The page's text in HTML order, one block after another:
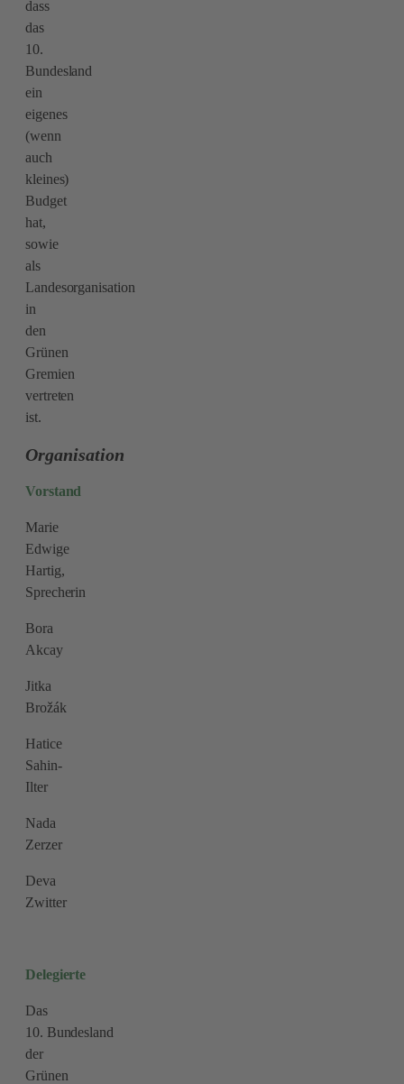
dass
das
10.
Bundesland
ein
eigenes
(wenn
auch
kleines)
Budget
hat,
sowie
als
Landesorganisation
in
den
Grünen
Gremien
vertreten
ist.
Organisation
Vorstand
Marie
Edwige
Hartig,
Sprecherin
Bora
Akcay
Jitka
Brožák
Hatice
Sahin-
Ilter
Nada
Zerzer
Deva
Zwitter
Delegierte
Das
10. Bundesland
der
Grünen